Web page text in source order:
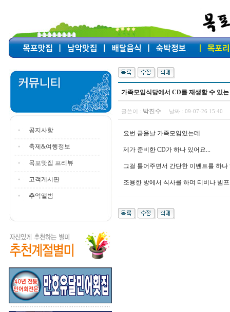
공지사항
축제&여행정보
목포맛집 프리뷰
고객게시판
추억앨범
가족모임식당에서 CD를 재생할 수 있는
글쓴이 : 박진수 날짜 : 09-07-26 15:40
요번 금욜날 가족모임있는데
제가 준비한 CD가 하나 있어요...
그걸 틀어주면서 간단한 이벤트를 하나
조용한 방에서 식사를 하며 티비나 빔